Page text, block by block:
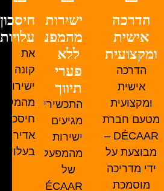
הדרכה
אישית
ומקצועית
הדרכה
אישית
ומקצועית
מטעם חברת
DÉCAAR –
מבוצעת על
ידי מדריכה
מוסמכת
ישירות
מהמפעל
ללא
פערי
תיווך
התכשירים
מגיעים
ישירות
מהמפעל
של
DÉCAAR
חיסכון
עלויות
את
קונה
ישירות
מהמקור-
חיסכון
אדיר
בעלויות!